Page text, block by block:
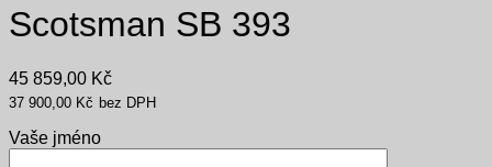
Scotsman SB 393
45 859,00 Kč
37 900,00 Kč bez DPH
Vaše jméno